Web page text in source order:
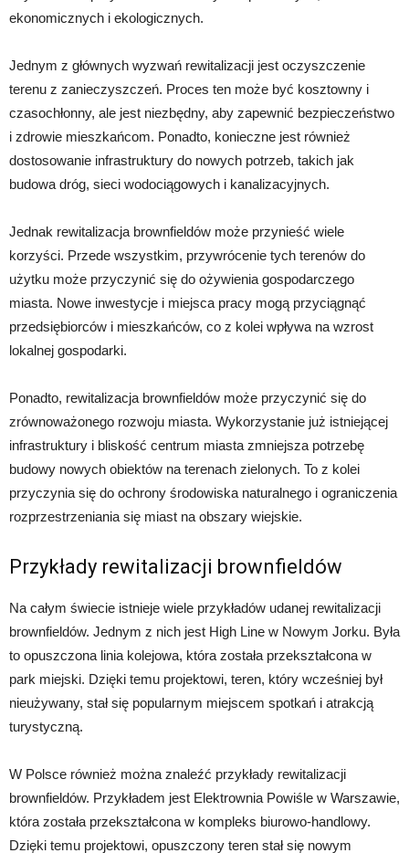
ekonomicznych i ekologicznych.
Jednym z głównych wyzwań rewitalizacji jest oczyszczenie
terenu z zanieczyszczeń. Proces ten może być kosztowny i
czasochłonny, ale jest niezbędny, aby zapewnić bezpieczeństwo
i zdrowie mieszkańcom. Ponadto, konieczne jest również
dostosowanie infrastruktury do nowych potrzeb, takich jak
budowa dróg, sieci wodociągowych i kanalizacyjnych.
Jednak rewitalizacja brownfieldów może przynieść wiele
korzyści. Przede wszystkim, przywrócenie tych terenów do
użytku może przyczynić się do ożywienia gospodarczego
miasta. Nowe inwestycje i miejsca pracy mogą przyciągnąć
przedsiębiorców i mieszkańców, co z kolei wpływa na wzrost
lokalnej gospodarki.
Ponadto, rewitalizacja brownfieldów może przyczynić się do
zrównoważonego rozwoju miasta. Wykorzystanie już istniejącej
infrastruktury i bliskość centrum miasta zmniejsza potrzebę
budowy nowych obiektów na terenach zielonych. To z kolei
przyczynia się do ochrony środowiska naturalnego i ograniczenia
rozprzestrzeniania się miast na obszary wiejskie.
Przykłady rewitalizacji brownfieldów
Na całym świecie istnieje wiele przykładów udanej rewitalizacji
brownfieldów. Jednym z nich jest High Line w Nowym Jorku. Była
to opuszczona linia kolejowa, która została przekształcona w
park miejski. Dzięki temu projektowi, teren, który wcześniej był
nieużywany, stał się popularnym miejscem spotkań i atrakcją
turystyczną.
W Polsce również można znaleźć przykłady rewitalizacji
brownfieldów. Przykładem jest Elektrownia Powiśle w Warszawie,
która została przekształcona w kompleks biurowo-handlowy.
Dzięki temu projektowi, opuszczony teren stał się nowym